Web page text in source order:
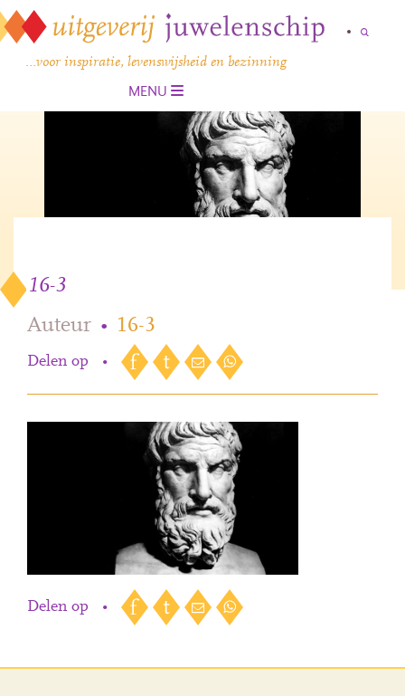
…voor inspiratie, levenswijsheid en bezinning
MENU
16-3
Auteur • 16-3
Delen op •
Delen op •